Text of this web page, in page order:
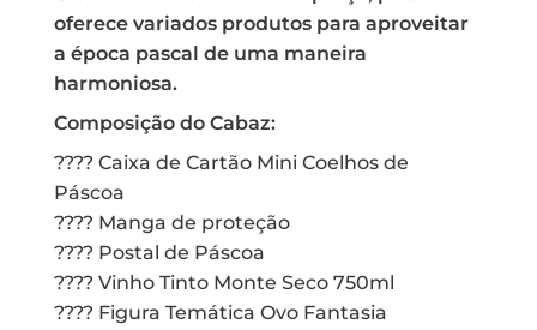
oferece variados produtos para aproveitar
a época pascal de uma maneira
harmoniosa.
Composição do Cabaz:
???? Caixa de Cartão Mini Coelhos de
Páscoa
???? Manga de proteção
???? Postal de Páscoa
???? Vinho Tinto Monte Seco 750ml
???? Figura Temática Ovo Fantasia